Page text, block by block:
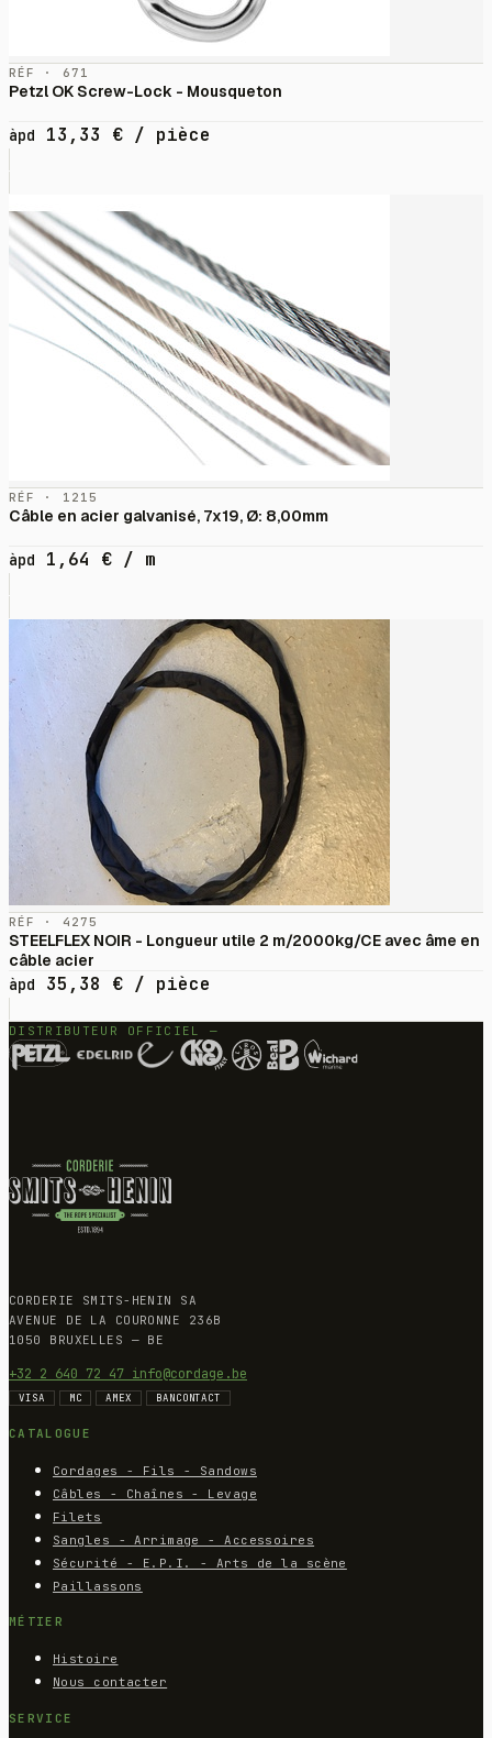
RÉF · 671
Petzl OK Screw-Lock - Mousqueton
àpd 13,33 € / pièce
RÉF · 1215
Câble en acier galvanisé, 7x19, Ø: 8,00mm
àpd 1,64 € / m
RÉF · 4275
STEELFLEX NOIR - Longueur utile 2 m/2000kg/CE avec âme en
câble acier
àpd
35,38 € / pièce
DISTRIBUTEUR OFFICIEL —
CORDERIE SMITS-HENIN SA
AVENUE DE LA COURONNE 236B
1050 BRUXELLES — BE
+32 2 640 72 47 info@cordage.be
VISA MC AMEX BANCONTACT
CATALOGUE
Cordages - Fils - Sandows
Câbles - Chaînes - Levage
Filets
Sangles - Arrimage - Accessoires
Sécurité - E.P.I. - Arts de la scène
Paillassons
MÉTIER
Histoire
Nous contacter
SERVICE